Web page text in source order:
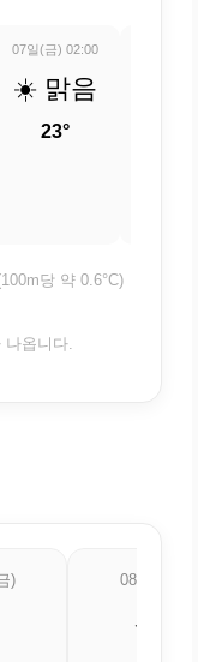
07일(금) 02:00
☀️ 맑음
23°
당 약 0.6°C)
옵니다.
) 08/08 (토)
🌤️